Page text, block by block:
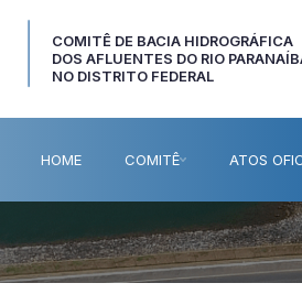
COMITÊ DE BACIA HIDROGRÁFICA
DOS AFLUENTES DO RIO
NO DISTRITO FEDERAL
HOME COMITÊ ATOS